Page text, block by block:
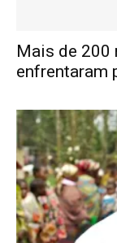
Mais de 200
enfrentaram